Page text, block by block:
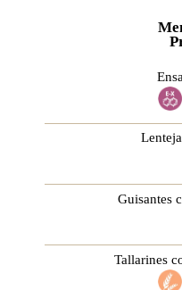
Guisantes
Tallarines